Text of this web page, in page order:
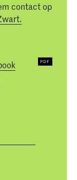
contact op